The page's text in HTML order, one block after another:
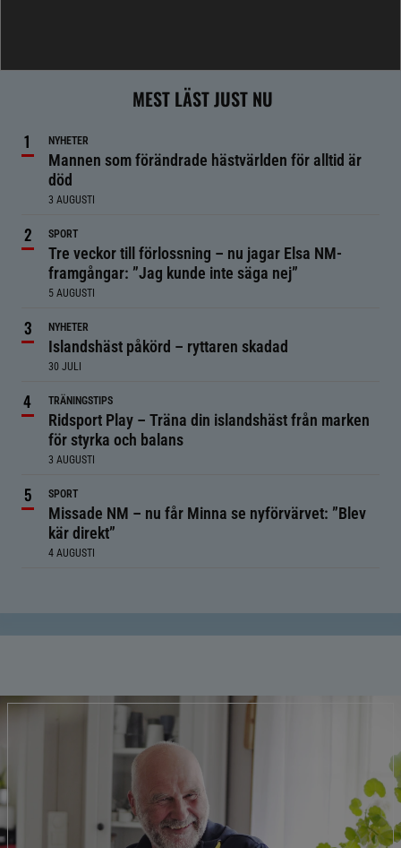
MEST LÄST JUST NU
NYHETER
Mannen som förändrade hästvärlden för alltid är
död
3 AUGUSTI
SPORT
Tre veckor till förlossning – nu jagar Elsa NM-
framgångar: ”Jag kunde inte säga nej”
5 AUGUSTI
NYHETER
Islandshäst påkörd – ryttaren skadad
30 JULI
TRÄNINGSTIPS
Ridsport Play – Träna din islandshäst från marken
för styrka och balans
3 AUGUSTI
SPORT
Missade NM – nu får Minna se nyförvärvet: ”Blev
kär direkt”
4 AUGUSTI